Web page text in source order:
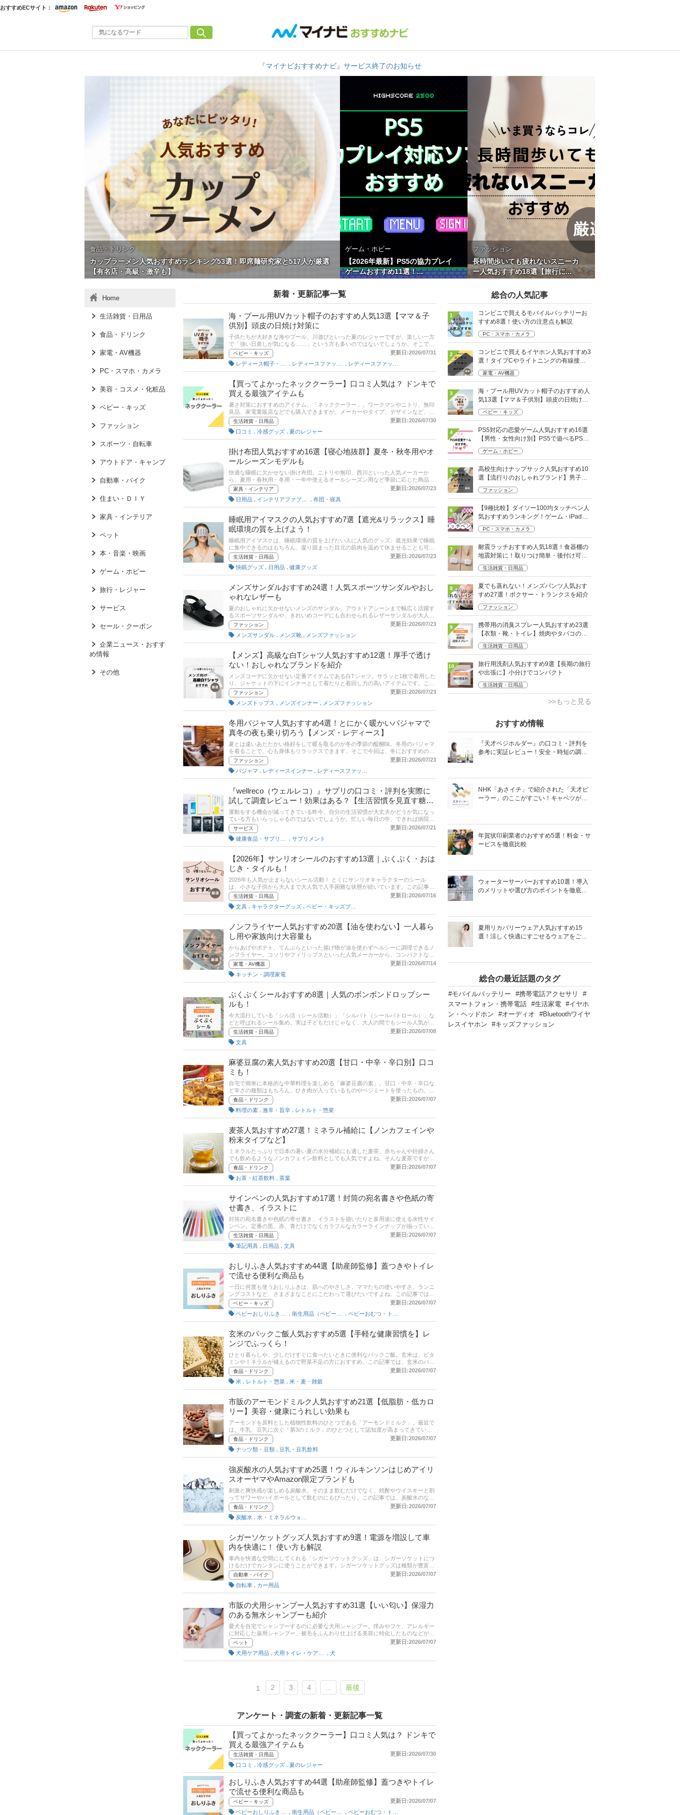
おすすめECサイト：
『マイナビおすすめナビ』サービス終了のお知らせ
食品・ドリンク
カップラーメン人気おすすめランキング53選！即席麺研究家と517人が厳選
【有名店・高級・激辛も】
ゲーム・ホビー
【2026年最新】PS5の協力プレイ
ゲームおすすめ11選！...
ファッション
長時間歩いても疲れないスニーカ
ー人気おすすめ18選【旅行に...
Home
生活雑貨・日用品
食品・ドリンク
家電・AV機器
PC・スマホ・カメラ
美容・コスメ・化粧品
ベビー・キッズ
ファッション
スポーツ・自転車
アウトドア・キャンプ
自動車・バイク
住まい・ＤＩＹ
家具・インテリア
ペット
本・音楽・映画
ゲーム・ホビー
旅行・レジャー
サービス
セール・クーポン
企業ニュース・おすす
め情報
その他
新着・更新記事一覧
海・プール用UVカット帽子のおすすめ人気13選【ママ＆子
供別】頭皮の日焼け対策に
子供たちが大好きな海やプール、川遊びといった夏のレジャーですが、楽しい一方
で「強い日差しが気になる……」という方も多いのではないでしょうか。そこでこ
の記事では、紫外線防止・日焼け防止のためにかかせない、海・プール用UVカッ
ト帽子の選び方の説明とおすすめ商品を紹介！ 大人用と子供用、両方の帽子を厳選
しました。記事の後半にはAmazonや楽天など通販サイトの最新人気ランキングも
載せていますので、売れ筋や口コミもあわせてチェックしてみてください。
ベビー・キッズ
更新日:2026/07/31
【買ってよかったネッククーラー】口コミ人気は？ ドンキで
買える最強アイテムも
暑さ対策におすすめのアイテム、「ネッククーラー」。ワークマンやニトリ、無印
良品、家電量販店などでも購入できますが、メーカーやタイプ、デザインなど、ど
の商品がいいか迷うポイントがたくさんありますよね。この記事では、みんながお
すすめする「買ってよかったネッククーラー」だけを紹介します。 商品の口コミは
もちろん、コスパや使いやすさ、保冷力などの評価ポイントも聞いてみたので、各
項目にも注目して商品選びの参考にしてください！
生活雑貨・日用品
更新日:2026/07/30
口コミ
冷感グッズ 夏のレジャー
掛け布団人気おすすめ16選【寝心地抜群】夏冬・秋冬用やオ
ールシーズンモデルも
快適な睡眠に欠かせない掛け布団。ニトリや無印、西川といった人気メーカーか
ら、夏用・春秋用・冬用・一年中使えるオールシーズン用など季節に応じた商品が
発売されています。またコットンや羽毛（ダウン）、羊毛、ポリエステルなど素材
もさまざま。そこでここでは、掛け布団の選び方とおすすめ商品を紹介します。自
宅の洗濯機で洗える商品や高級羽毛布団、ひんやりタイプなどもピックアップ。後
半には、比較一覧表や通販サイトの最新人気ランキングもあるので、売れ筋や口コ
ミとあわせてチェックしてみてください。
家具・インテリア
更新日:2026/07/23
日用品
布団・寝具
睡眠用アイマスクの人気おすすめ7選【遮光&リラックス】睡
眠環境の質を上げよう！
睡眠用アイマスクは、睡眠環境の質を上げたい人に人気のグッズ。遮光効果で睡眠
に集中できるのはもちろん、凝り固まった目元の筋肉を温めて休ませることも可能
です。この記事では、睡眠用アイマスクの選び方とおすすめ商品をご紹介します。
家で使用するのはもちろん、飛行機や夜行バスなどでリラックスして眠りたいとき
にも重宝しますよ。さらに記事後半では、通販サイトのアイマスクランキングもご
紹介！ 自分に合ったアイマスクを見つけたい方は、ぜひ最後までご覧ください。
生活雑貨・日用品
更新日:2026/07/23
快眠グッズ
日用品 健康グッズ
メンズサンダルおすすめ24選！人気スポーツサンダルやおし
ゃれなレザーも
夏のおしゃれに欠かせないメンズのサンダル。アウトドアシーンまで幅広く活躍す
るスポーツサンダルや、きれいめコーデにも合わせられるレザーサンダルが大人の
男性から人気を集めています。この記事では、定番の人気ブランドをはじめとする
中心に、ユーザー、エキスパート、編集部がメンズにおすすめのサンダルをご紹介
します。後半には、比較一覧表や通販サイトの最新人気ランキングもあるので、売
れ筋や口コミとあわせてチェックしてみてください。
ファッション
更新日:2026/07/23
メンズサンダル
メンズ靴 メンズファッション
【メンズ】高級な白Tシャツ人気おすすめ12選！厚手で透け
ない！おしゃれなブランドを紹介
メンズコーデに欠かせない定番アイテムである白Tシャツ。サラッと1枚で着用した
り、ジャケットの下にインナーとして着たりと着回し力の高いアイテムです。この
記事では、大人の男性におすすめの高級な白Tシャツをご紹介します。上質な素材
を使ったものや、厚手で透けないTシャツをピックアップ！人気ブランドの特徴や
通販サイトの人気ランキングも掲載しています。ぜひ、この記事を参考にお気に入
りの1着をみつけてくださいね！
ファッション
更新日:2026/07/23
メンズトップス
メンズインナー メンズファッション
冬用パジャマ人気おすすめ4選！とにかく暖かいパジャマで
真冬の夜も乗り切ろう【メンズ・レディース】
夏とは違いあたたかい格好をして暖を取るのが冬の季節の醍醐味。冬用のパジャマ
を着ることで、心も身体もリラックスできます。そこで今回は、冬におすすめの暖
かいパジャマについて詳しく解説！選び方のポイントやメンズ・レディースの人気
商品を掲載しているので、ぜひ参考にしてみてください。
ファッション
更新日:2026/07/23
パジャマ
レディースインナー
『wellreco（ウェルレコ）』サプリの口コミ・評判を実際に
試して調査レビュー！効果はある？【生活習慣を見直す糖脂
サプリ】
運動をする機会が減ってきている昨今、自分の生活習慣が大丈夫かどうか気になっ
ている方もいらっしゃるのではないでしょうか。忙しい毎日の中、できれば病院に
通うことなく、生活習慣を管理できれば嬉しいですよね。実はそんな思いにピッタ
リなのが『wellreco（ウェルレコ）』というサービスです。今回はそんな
『wellreco（ウェルレコ）』を詳しく解説！実際のサービス内容やサプリメントを
実際に試した結果をレビューをしているのでぜひ参考にしてください。
サービス
更新日:2026/07/21
サプリメント
【2026年】サンリオシールのおすすめ13選｜ぷくぷく・おは
じき・タイルも！
2026年も人気が止まらないシール活動！ とくにサンリオキャラクターのシール
は、小さな子供から大人まで大人気で入手困難な状態が続いています。この記事で
は、Amazonや楽天市場で買えるサンリオのシールをご紹介！ ぷくぷくシールやお
はじきシール、タイルシールなど人気商品を厳選しました。ぜひ最後までチェック
してみてくださいね！
生活雑貨・日用品
更新日:2026/07/16
文具
キャラクターグッズ ベビー・キッズプレゼント
ノンフライヤー人気おすすめ20選【油を使わない】一人暮ら
し用や家族向け大容量も
からあげやポテト、てんぷらといった揚げ物が油を使わずヘルシーに調理できるノ
ンフライヤー。コソリやフィリップスといった人気メーカーから、コンパクトな一
人暮らし向け、大容量の家族向け、電気代が節約できる省エネモデルなど多数発売
されています。ここではノンフライヤーの選び方とおすすめ商品を紹介します。豊
富な調理メニュー・レシピ搭載モデルやおしゃれなデザインもピックアップ。後半
には、比較一覧表や通販サイトの最新人気ランキングもあるので、売れ筋や口コミ
とあわせてチェックしてみてください。
家電・AV機器
更新日:2026/07/14
キッチン・調理家電
ぷくぷくシールおすすめ8選｜人気のボンボンドロップシー
ルも！
今大流行している「シル活（シール活動）」「シルパト（シールパトロール）」な
どと呼ばれるシール集め。実は子どもだけじゃなく、大人の間でもシール人気が再
燃しているのをご存じですか？ デコレーション用にストックしたり、シールそのも
のをコレクションして楽しんだり、シール交換したりと楽しみ方はさまざま。なか
でも「ボンボンドロップシール（略称ボンドロ）」をはじめ、ぷくっと立体感のあ
るシールが大人気！ ちいかわやサンリオ、たまごっちなどの人気キャラクターは、
売り切れ殺到で手に入らない場合もあります。この記事では、今人気のぷくぷくシ
ールの選び方とおすすめ商品を紹介。Amazonや楽天など通販で買えるものを厳選
しました。
生活雑貨・日用品
更新日:2026/07/08
文具
麻婆豆腐の素人気おすすめ20選【甘口・中辛・辛口別】口コ
ミも！
自宅で簡単に本格的な中華料理を楽しめる「麻婆豆腐の素」。甘口・中辛・辛口な
ど辛さの種類はもちろん、ひき肉が入っているものやベジミートを使ったもの、レ
ンジ調理で簡単に作れるものなどさまざまな商品が販売されています。この記事で
は、そんな美味しい麻婆豆腐の素の選び方とおすすめ商品をご紹介。実際に食べた
人の口コミにも注目です。有名店のものやスーパーで手軽に買えるものなど、幅広
くピックアップしています。記事後半には、楽天市場など通販サイトの人気売れ筋
ランキングやちょい足しアレンジメニュー例も紹介するので、ぜひ最後までチェッ
クしてくださいね。
食品・ドリンク
更新日:2026/07/07
料理の素
激辛・旨辛 レトルト・惣菜
麦茶人気おすすめ27選！ミネラル補給に【ノンカフェインや
粉末タイプなど】
ミネラルたっぷりで日本の暑い夏の水分補給にも適した麦茶。赤ちゃんや妊婦さん
でも飲めるようなノンカフェイン飲料としても人気ですよね。そんな麦茶ですが、
種類が豊富で煮出しパックや水出し、ペットボトルなど、どの種類を選べばいいか
迷ってしまいますね。それぞれの製品ごとの特長をおさえておくことで、よりおい
しく自分の目的にあった麦茶を楽しむことができますよ。そこでこの記事では、お
すすめの麦茶とその選び方についてご紹介していきます！ 手軽なペットボトル、定
番のティーバッグ、利便性に優れた濃縮缶タイプなどから厳選しました。ユーザー
のイチオシ商品や口コミも。記事後半には、美味しい麦茶の作り方、Amazonなど
の通販サイトの最新人気ランキングのリンクもあるので、売れ筋や口コミを確認し
食品・ドリンク
更新日:2026/07/07
お茶・紅茶飲料
茶葉
サインペンの人気おすすめ17選！封筒の宛名書きや色紙の寄
せ書き、イラストに
封筒の宛名書きや色紙の寄せ書き、イラストを描いたりと多用途に使える水性サイ
ンペン。定番の黒、赤、青だけでなくカラフルなカラーラインナップが揃っていま
す。一見どれも同じに見えますが、メーカーにより色や太さ、インクに違いがあり
ます。なかには書き心地抜群の高級サインペンも！そこでこの記事では、サインペ
ンの選び方とユーザーイチオシの商品、編集部のおすすめ人気商品をご紹介。後半
では、Amazonや楽天など通販サイトの人気ランキングも掲載しているので、きっ
とあなたの用途や好みにピッタリのサインペンが見つかります。
生活雑貨・日用品
更新日:2026/07/07
筆記用具
日用品 文具
おしりふき人気おすすめ44選【助産師監修】蓋つきやトイレ
で流せる便利な商品も
一日に何度も使うおしりふきは、肌へのやさしさ、ママたちの使いやすさ、ランニ
ングコストなど、さまざまなことにこだわって選びたいですよね。この記事では、
赤ちゃんを知り尽くした助産師・浅井貴子さんと先輩ママ＆パパへの取材をもと
に、おしりふきの選び方とおすすめの商品をユーザー、エキスパート、編集部から
それぞれ厳選してご紹介します。人気のムーニーやパンパースなどもピックアッ
プ。◆結局どんな商品がコスパが高いのか知りたい◆最低限おさえておくべきポイ
ントだけ知りたい◆使用期間、使用枚数、一カ月のおしりふき代を知りたい◆新生
児とそれ以降での商品の買い替え、使用シーンによる商品の使い分けについて知り
たいなど、おしりふき迷子の妊婦さん、ママ＆パパにとって有益な情報をまとめて
口コミも掲載しているので、ぜひチェックしてみてくださいね。後半には、比較一
覧表や通販サイトの最新人気ランキングもあるので、売れ筋もチェックしてみてく
ださい。
ベビー・キッズ
更新日:2026/07/07
玄米のパックご飯人気おすすめ5選【手軽な健康習慣を】レ
ンジでふっくら！
ひとり暮らしや、少しだけすぐに食べたいときに便利なパックご飯。玄米は、ビタ
ミンやミネラルが補えるので野菜不足の方におすすめ。この記事では、玄米のパッ
クご飯の選び方とおすすめ商品をご紹介。後半には、通販サイトの売れ筋人気ラン
キングや口コミもご紹介しています！
食品・ドリンク
更新日:2026/07/07
米
レトルト・惣菜 米・麦・雑穀
市販のアーモンドミルク人気おすすめ21選【低脂肪・低カロ
リー】美容・健康にうれしい効果も
アーモンドを原料とした植物性飲料のひとつである「アーモンドミルク」。最近で
は、牛乳、豆乳に次ぐ「第3のミルク」のひとつとして認知度が高まってきていま
す。ビタミンEなどを豊富に含み栄養価が高く、ダイエット中の方や健康志向の方
に人気を集めています。この記事では、スーパーや通販などで市販されている商品
のなかから、アーモンドミルクのおすすめ商品を厳選！美容や健康のために摂り入
れたい方にうれしい「無糖タイプ」や、美味しく飲める「味（フレーバー）付き」
タイプ、オーガニックや添加物不使用のものまで幅広く紹介します。記事後半に
は、Amazonや楽天市場など通販サイトの人気ランキングをはじめ、アーモンドミ
ルクの美味しい飲み方やアレンジレシピも掲載。ぜひ参考にして毎日の生活に取り
食品・ドリンク
更新日:2026/07/07
ナッツ類・豆類
豆乳・豆乳飲料
強炭酸水の人気おすすめ25選！ウィルキンソンはじめアイリ
スオーヤマやAmazon限定ブランドも
刺激と爽快感が楽しめる炭酸水。そのまま飲むだけでなく、焼酎やウイスキーと割
ってサワーやハイボールとして飲むのにもぴったり。この記事では、炭酸水のなか
でもシュワシュワ感が強い「強炭酸水」に注目して、選び方のポイントとおすすめ
の商品を紹介します。記事後半には通販サイトの人気売れ筋ランキングもあります
ので参考にしてみてください。
食品・ドリンク
更新日:2026/07/07
炭酸水
シガーソケットグッズ人気おすすめ9選！電源を増設して車
内を快適に！ 使い方も解説
車内を快適な空間にしてくれる「シガーソケットグッズ」は、シガーソケットにつ
けるだけでカンタンに使うことができます。シガーソケットグッズは種類が豊富
で、どれを選べばいいか迷っている人も多いのではないでしょうか。この記事で
は、シガーソケットグッズの選び方とおすすめ商品をご紹介します。通販サイトの
最新人気ランキングのリンクがあるので、売れ筋や口コミを確認してみましょう。
自動車・バイク
更新日:2026/07/07
自転車
カー用品
市販の犬用シャンプー人気おすすめ31選【いい匂い】保湿力
のある無水シャンプーも紹介
愛犬を自宅でシャンプーするのに必要な犬用シャンプー。痒みやフケ、アレルギー
に対応した薬用シャンプー、被毛をふんわり仕上げる美容に特化したものなどがあ
ります。ワンちゃんにぴったりあうシャンプーを見つけれるよう、この記事ではペ
ット・ケア・アドバイザーである土井 晴人さんからのアドバイスをもとに、犬用シ
ャンプーの選び方と、市販で買えるのおすすめ商品をご紹介。子犬や敏感肌の犬で
も使える低刺激タイプのほか、犬に負担がかかりにくい手軽な無水シャンプーまで
をチェックして、皮膚の状態や目的に合わせたシャンプーを選んであげてください
ペット
更新日:2026/07/07
犬用ケア用品
犬
1 2 3 4 最後
アンケート・調査の新着・更新記事一覧
【買ってよかったネッククーラー】口コミ人気は？ ドンキで
買える最強アイテムも
生活雑貨・日用品
更新日:2026/07/30
口コミ
冷感グッズ 夏のレジャー
おしりふき人気おすすめ44選【助産師監修】蓋つきやトイレ
で流せる便利な商品も
ベビー・キッズ
更新日:2026/07/07
総合の人気記事
1
コンビニで買えるモバイルバッテリーお
すすめ8選！使い方の注意点も解説
PC・スマホ・カメラ
2
コンビニで買えるイヤホン人気おすすめ3
選！タイプCやライトニングの有線接続
タイプも
家電・AV機器
3
海・プール用UVカット帽子のおすすめ人
気13選【ママ＆子供別】頭皮の日焼け対
策に
ベビー・キッズ
4
PS5対応の恋愛ゲーム人気おすすめ16選
【男性・女性向け別】PS5で遊べるPS4
ソフトも
ゲーム・ホビー
5
高校生向けナップサック人気おすすめ10
選【流行りのおしゃれブランド】男子・
女子高生向け
ファッション
6
【9種比較】ダイソー100均タッチペン人
気おすすめランキング！ゲーム・iPad向
けなど
PC・スマホ・カメラ
7
耐震ラッチおすすめ人気18選！食器棚の
地震対策に！取りつけ簡単・後付け可能
も
生活雑貨・日用品
8
夏でも蒸れない！メンズパンツ人気おす
すめ27選！ボクサー・トランクスを紹介
ファッション
9
携帯用の消臭スプレー人気おすすめ23選
【衣類・靴・トイレ】焼肉やタバコのニ
オイにも
生活雑貨・日用品
10
旅行用洗剤人気おすすめ9選【長期の旅行
や出張に】小分けでコンパクト
生活雑貨・日用品
>>もっと見る
おすすめ情報
『天才ベジホルダー』の口コミ・評判を
参考に実証レビュー！安全・時短の調理
NHK「あさイチ」で紹介された「天才ピ
ーラー」のここがすごい！キャベツがほ
年賀状印刷業者のおすすめ5選！料金・サ
ービスを徹底比較
ウォーターサーバーおすすめ10選！導入
のメリットや選び方のポイントを徹底解
夏用リカバリーウェア人気おすすめ15
選！涼しく快適にすごせるウェアをご紹
総合の最近話題のタグ
#モバイルバッテリー #携帯電話アクセサリ
#
スマートフォン・携帯電話 #生活家電 #イヤホ
ン・ヘッドホン
#オーディオ
#Bluetoothワイヤ
レスイヤホン
#キッズファッション